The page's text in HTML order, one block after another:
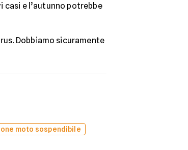
e l’autunno potrebbe
Dobbiamo sicuramente
moto sospendibile